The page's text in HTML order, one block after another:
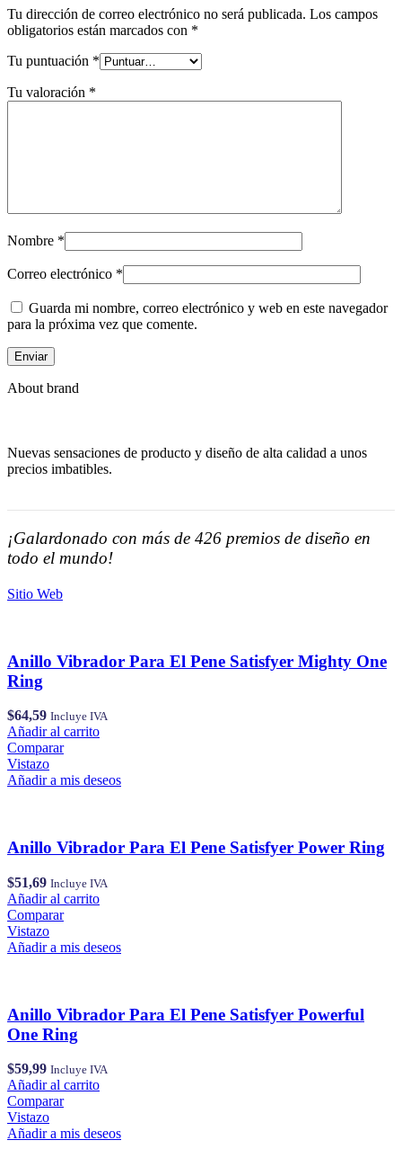
Tu dirección de correo electrónico no será publicada. Los campos
obligatorios están marcados con *
Tu puntuación *
Tu valoración *
Nombre *
Correo electrónico *
Guarda mi nombre, correo electrónico y web en este navegador
para la próxima vez que comente.
About brand
Nuevas sensaciones de producto y diseño de alta calidad a unos
precios imbatibles.
¡Galardonado con más de 426 premios de diseño en
todo el mundo!
Sitio Web
Anillo Vibrador Para El Pene Satisfyer Mighty One
Ring
$64,59 Incluye IVA
Añadir al carrito
Comparar
Vistazo
Añadir a mis deseos
Anillo Vibrador Para El Pene Satisfyer Power Ring
$51,69 Incluye IVA
Añadir al carrito
Comparar
Vistazo
Añadir a mis deseos
Anillo Vibrador Para El Pene Satisfyer Powerful
One Ring
$59,99 Incluye IVA
Añadir al carrito
Comparar
Vistazo
Añadir a mis deseos